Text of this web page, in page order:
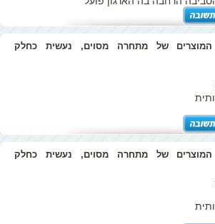
המוצרים של מתחרה מסוים, נעשית כחלק
המוצרים של מתחרה מסוים, נעשית כחלק